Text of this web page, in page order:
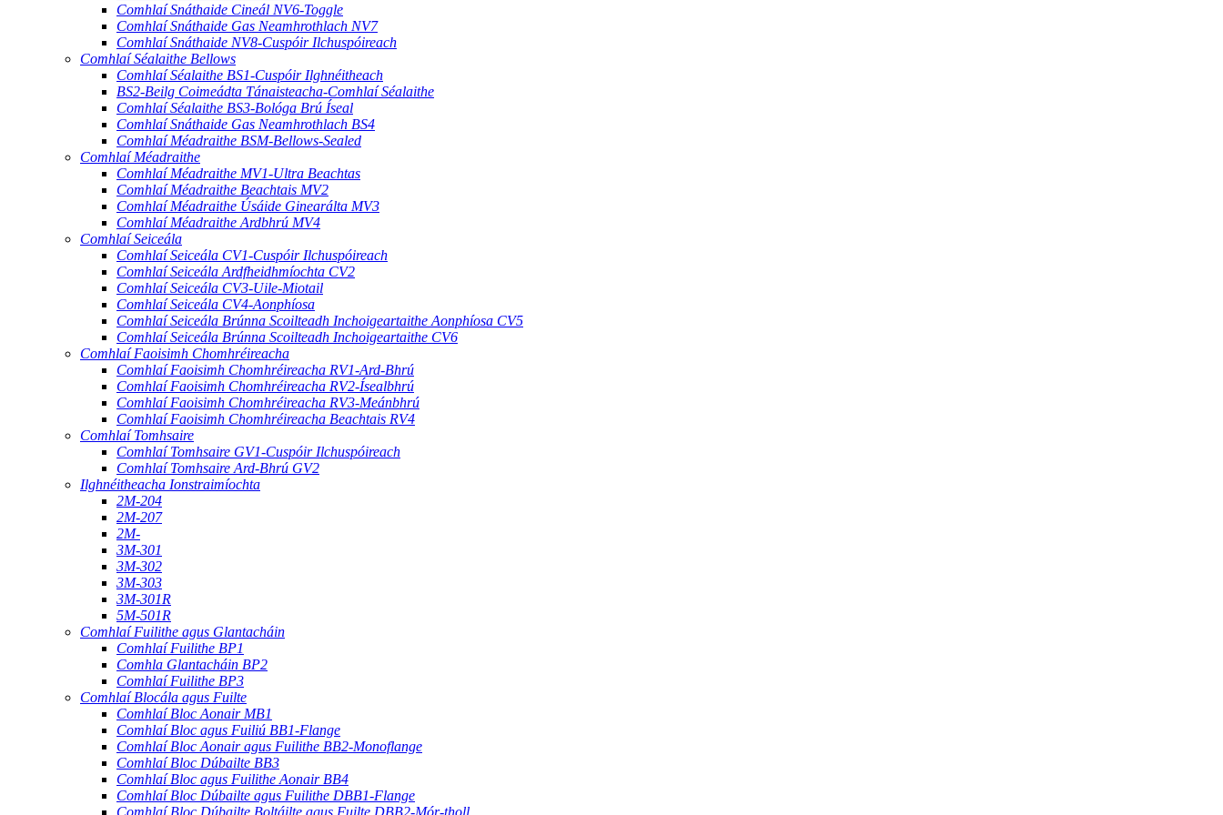
Comhlaí Snáthaide Cineál NV6-Toggle
Comhlaí Snáthaide Gas Neamhrothlach NV7
Comhlaí Snáthaide NV8-Cuspóir Ilchuspóireach
Comhlaí Séalaithe Bellows
Comhlaí Séalaithe BS1-Cuspóir Ilghnéitheach
BS2-Beilg Coimeádta Tánaisteacha-Comhlaí Séalaithe
Comhlaí Séalaithe BS3-Bológa Brú Íseal
Comhlaí Snáthaide Gas Neamhrothlach BS4
Comhlaí Méadraithe BSM-Bellows-Sealed
Comhlaí Méadraithe
Comhlaí Méadraithe MV1-Ultra Beachtas
Comhlaí Méadraithe Beachtais MV2
Comhlaí Méadraithe Úsáide Ginearálta MV3
Comhlaí Méadraithe Ardbhrú MV4
Comhlaí Seiceála
Comhlaí Seiceála CV1-Cuspóir Ilchuspóireach
Comhlaí Seiceála Ardfheidhmíochta CV2
Comhlaí Seiceála CV3-Uile-Miotail
Comhlaí Seiceála CV4-Aonphíosa
Comhlaí Seiceála Brúnna Scoilteadh Inchoigeartaithe Aonphíosa CV5
Comhlaí Seiceála Brúnna Scoilteadh Inchoigeartaithe CV6
Comhlaí Faoisimh Chomhréireacha
Comhlaí Faoisimh Chomhréireacha RV1-Ard-Bhrú
Comhlaí Faoisimh Chomhréireacha RV2-Ísealbhrú
Comhlaí Faoisimh Chomhréireacha RV3-Meánbhrú
Comhlaí Faoisimh Chomhréireacha Beachtais RV4
Comhlaí Tomhsaire
Comhlaí Tomhsaire GV1-Cuspóir Ilchuspóireach
Comhlaí Tomhsaire Ard-Bhrú GV2
Ilghnéitheacha Ionstraimíochta
2M-204
2M-207
2M-
3M-301
3M-302
3M-303
3M-301R
5M-501R
Comhlaí Fuilithe agus Glantacháin
Comhlaí Fuilithe BP1
Comhla Glantacháin BP2
Comhlaí Fuilithe BP3
Comhlaí Blocála agus Fuilte
Comhlaí Bloc Aonair MB1
Comhlaí Bloc agus Fuiliú BB1-Flange
Comhlaí Bloc Aonair agus Fuilithe BB2-Monoflange
Comhlaí Bloc Dúbailte BB3
Comhlaí Bloc agus Fuilithe Aonair BB4
Comhlaí Bloc Dúbailte agus Fuilithe DBB1-Flange
Comhlaí Bloc Dúbailte Boltáilte agus Fuilte DBB2-Mór-tholl